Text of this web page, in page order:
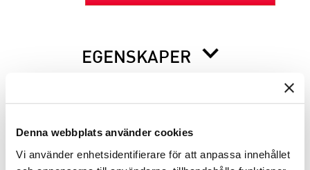
Denna webbplats använder cookies
Vi använder enhetsidentifierare för att anpassa innehållet
EGENSKAPER
BESKRIVNING
INFO INNAN DU ORDERAR